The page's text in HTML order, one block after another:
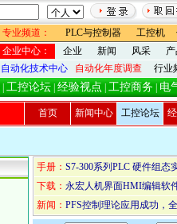
专业频道：
PLC与控制器 工控机
企业中心：
企业 新闻 风采
自动化技术中心
自动化年度调查 行业
工控论坛 经验视点 工控商务 电
首页 新闻中心 工控论坛
手册： S7-300系列PLC 硬件组态
下载： 永宏人机界面HMI编辑软
新闻： PFS控制理论应用成功，